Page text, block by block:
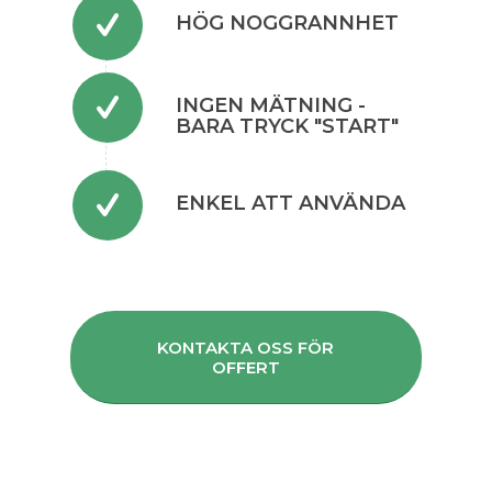
HÖG NOGGRANNHET
INGEN MÄTNING -
BARA TRYCK "START"
ENKEL ATT ANVÄNDA
KONTAKTA OSS FÖR
OFFERT